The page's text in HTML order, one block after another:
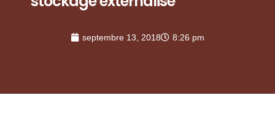
septembre 13, 2018 8:26 pm